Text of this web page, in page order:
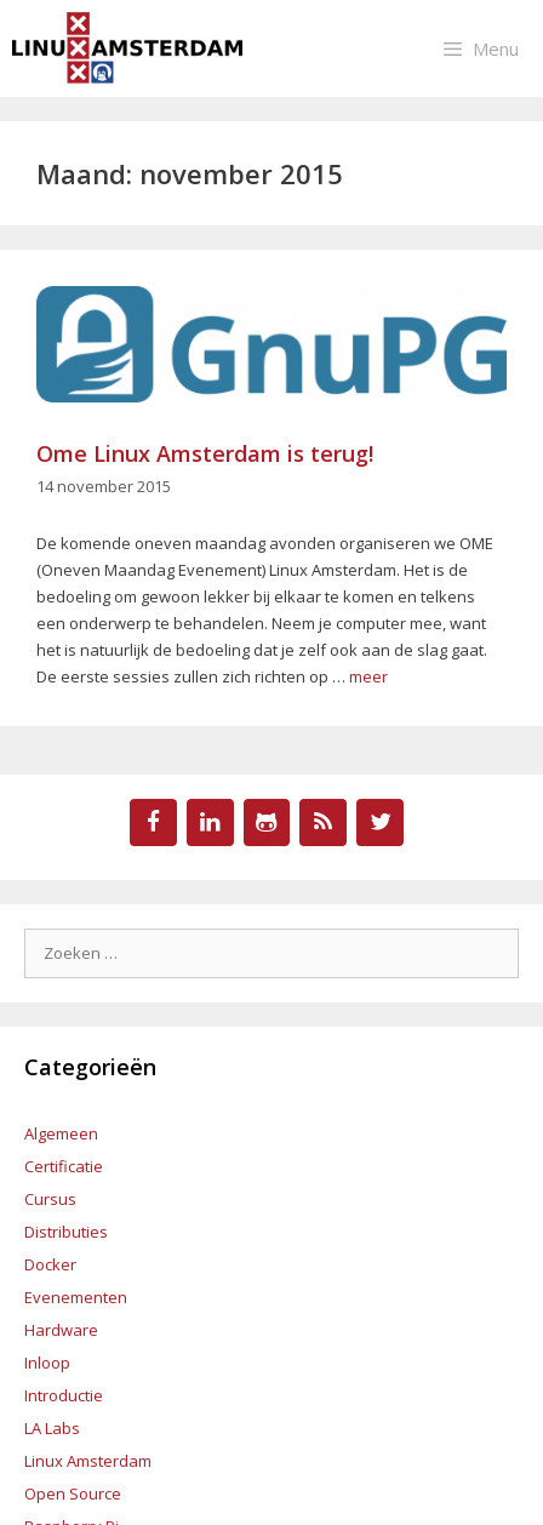
naar
Menu
Maand: november 2015
Ome Linux Amsterdam is terug!
14 november 2015
De komende oneven maandag avonden organiseren we OME
(Oneven Maandag Evenement) Linux Amsterdam. Het is de
bedoeling om gewoon lekker bij elkaar te komen en telkens
een onderwerp te behandelen. Neem je computer mee, want
het is natuurlijk de bedoeling dat je zelf ook aan de slag gaat.
De eerste sessies zullen zich richten op … meer
Categorieën
Algemeen
Certificatie
Cursus
Distributies
Docker
Evenementen
Hardware
Inloop
Introductie
LA Labs
Linux Amsterdam
Open Source